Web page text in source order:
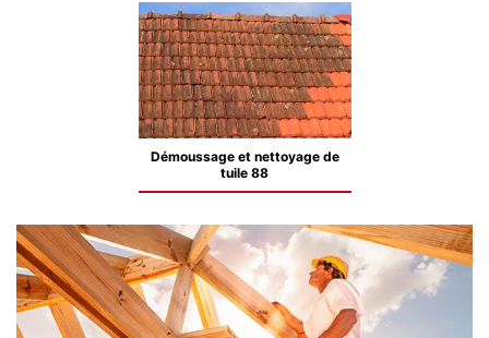
Démoussage et nettoyage de
tuile 88